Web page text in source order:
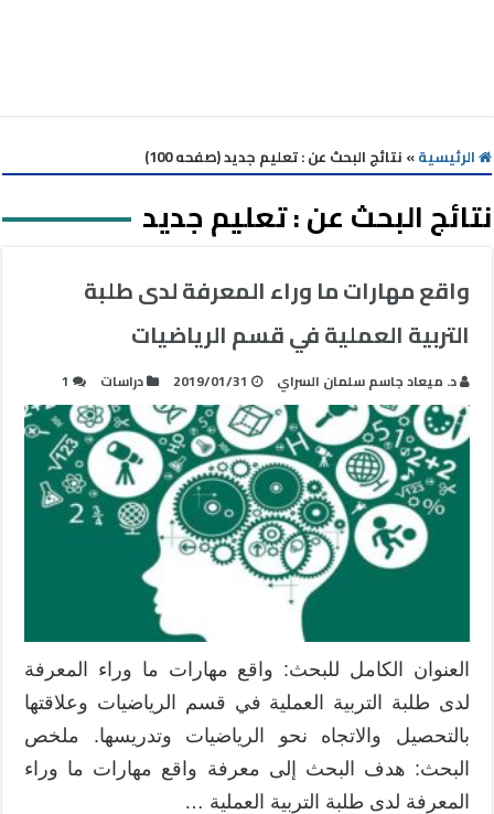
الرئيسية» نتائج البحث عن : تعليم جديد (صفحه 100)
نتائج البحث عن :تعليم جديد
واقع مهارات ما وراء المعرفة لدى طلبة
التربية العملية في قسم الرياضيات
د. ميعاد جاسم سلمان السراي 2019/01/31 دراسات 1
العنوان الكامل للبحث: واقع مهارات ما وراء المعرفة
لدى طلبة التربية العملية في قسم الرياضيات وعلاقتها
بالتحصيل والاتجاه نحو الرياضيات وتدريسها. ملخص
البحث: هدف البحث إلى معرفة واقع مهارات ما وراء
المعرفة لدى طلبة التربية العملية …